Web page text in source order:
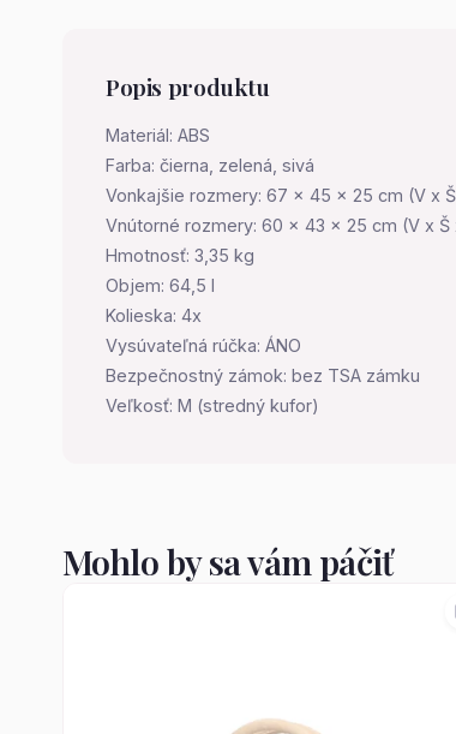
Popis produktu
Materiál: ABS
Farba: čierna, zelená, sivá
Vonkajšie rozmery: 67 x 45 x 25 cm (V x
Vnútorné rozmery: 60 x 43 x 25 cm (V x Š
Hmotnosť: 3,35 kg
Objem: 64,5 l
Kolieska: 4x
Vysúvateľná rúčka: ÁNO
Bezpečnostný zámok: bez TSA zámku
Veľkosť: M (stredný kufor)
Mohlo by sa vám páčiť